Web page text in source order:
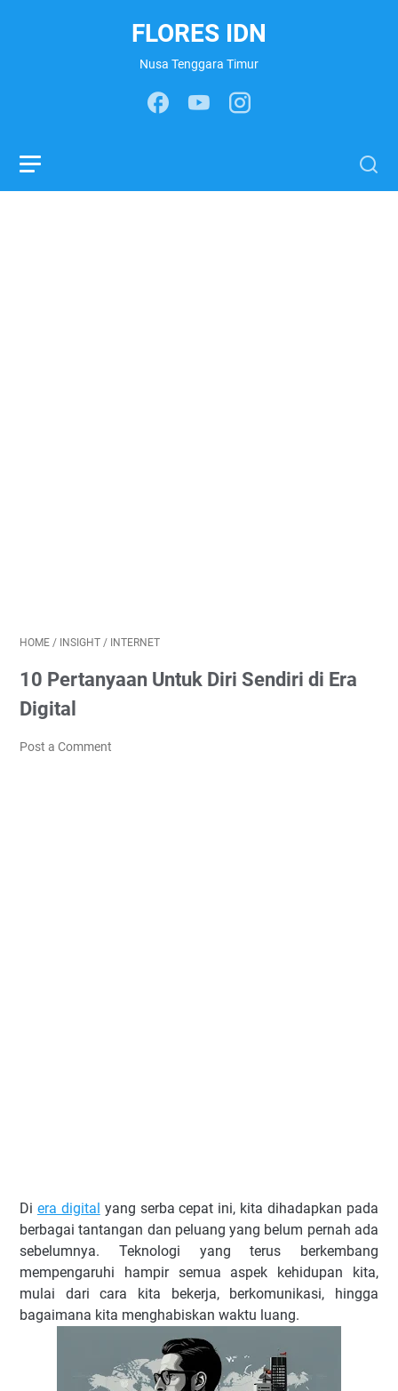
FLORES IDN
Nusa Tenggara Timur
HOME / INSIGHT / INTERNET
10 Pertanyaan Untuk Diri Sendiri di Era
Digital
Post a Comment
Di era digital yang serba cepat ini, kita dihadapkan pada
berbagai tantangan dan peluang yang belum pernah ada
sebelumnya. Teknologi yang terus berkembang
mempengaruhi hampir semua aspek kehidupan kita,
mulai dari cara kita bekerja, berkomunikasi, hingga
bagaimana kita menghabiskan waktu luang.